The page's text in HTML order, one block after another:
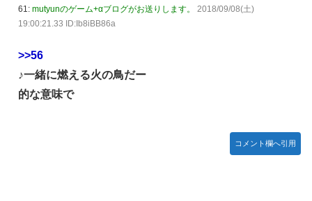
61: mutyunのゲーム+αブログがお送りします。
2018/09/08(土)
19:00:21.33 ID:Ib8iBB86a
>>56
♪一緒に燃える火の鳥だー
的な意味で
コメント欄へ引用